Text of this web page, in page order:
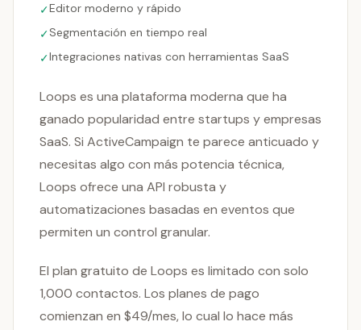
✓Editor moderno y rápido
✓Segmentación en tiempo real
✓Integraciones nativas con herramientas SaaS
Loops es una plataforma moderna que ha
ganado popularidad entre startups y empresas
SaaS. Si ActiveCampaign te parece anticuado y
necesitas algo con más potencia técnica,
Loops ofrece una API robusta y
automatizaciones basadas en eventos que
permiten un control granular.
El plan gratuito de Loops es limitado con solo
1,000 contactos. Los planes de pago
comienzan en $49/mes, lo cual lo hace más